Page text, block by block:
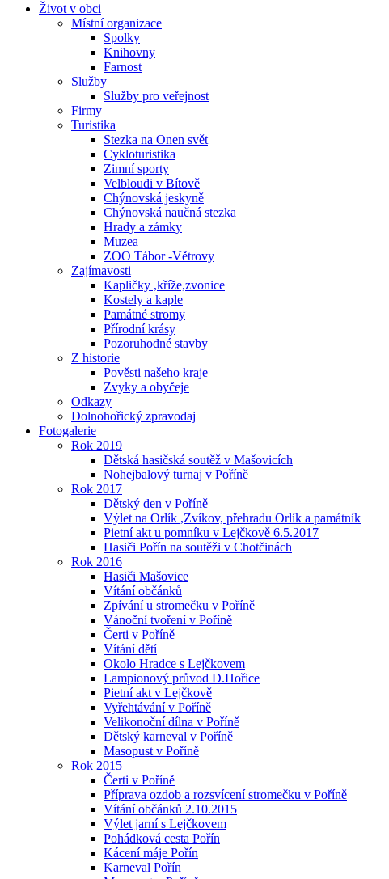
Život v obci
Místní organizace
Spolky
Knihovny
Farnost
Služby
Služby pro veřejnost
Firmy
Turistika
Stezka na Onen svět
Cykloturistika
Zimní sporty
Velbloudi v Bítově
Chýnovská jeskyně
Chýnovská naučná stezka
Hrady a zámky
Muzea
ZOO Tábor -Větrovy
Zajímavosti
Kapličky ,kříže,zvonice
Kostely a kaple
Památné stromy
Přírodní krásy
Pozoruhodné stavby
Z historie
Pověsti našeho kraje
Zvyky a obyčeje
Odkazy
Dolnohořický zpravodaj
Fotogalerie
Rok 2019
Dětská hasičská soutěž v Mašovicích
Nohejbalový turnaj v Poříně
Rok 2017
Dětský den v Poříně
Výlet na Orlík ,Zvíkov, přehradu Orlík a památník
Pietní akt u pomníku v Lejčkově 6.5.2017
Hasiči Pořín na soutěži v Chotčinách
Rok 2016
Hasiči Mašovice
Vítání občánků
Zpívání u stromečku v Poříně
Vánoční tvoření v Poříně
Čerti v Poříně
Vítání dětí
Okolo Hradce s Lejčkovem
Lampionový průvod D.Hořice
Pietní akt v Lejčkově
Vyřehtávání v Poříně
Velikonoční dílna v Poříně
Dětský karneval v Poříně
Masopust v Poříně
Rok 2015
Čerti v Poříně
Příprava ozdob a rozsvícení stromečku v Poříně
Vítání občánků 2.10.2015
Výlet jarní s Lejčkovem
Pohádková cesta Pořín
Kácení máje Pořín
Karneval Pořín